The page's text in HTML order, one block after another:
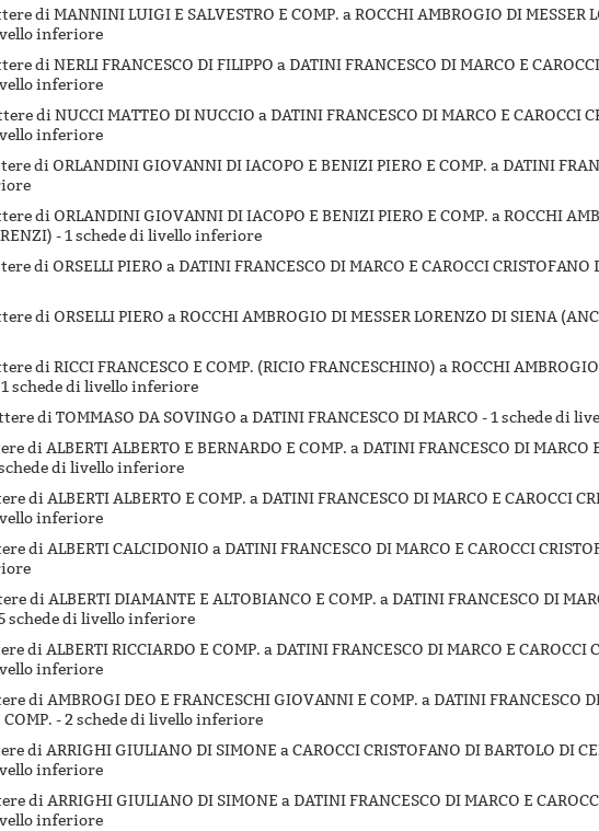
di MANNINI LUIGI E SALVESTRO E COMP. a ROCCHI AMBROGIO DI MESSER
inferiore
di NERLI FRANCESCO DI FILIPPO a DATINI FRANCESCO DI MARCO E
inferiore
di NUCCI MATTEO DI NUCCIO a DATINI FRANCESCO DI MARCO E CAROCCI
inferiore
di ORLANDINI GIOVANNI DI IACOPO E BENIZI PIERO E COMP. a DATINI
di ORLANDINI GIOVANNI DI IACOPO E BENIZI PIERO E COMP. a ROCCHI
-1 schede di livello inferiore
di ORSELLI PIERO a DATINI FRANCESCO DI MARCO E CAROCCI CRISTOFANO
di ORSELLI PIERO a ROCCHI AMBROGIO DI MESSER LORENZO DI SIENA
di RICCI FRANCESCO E COMP. (RICIO FRANCESCHINO) a ROCCHI
1 schede di livello inferiore
di TOMMASO DA SOVINGO a DATINI FRANCESCO DI MARCO -1 schede di
di ALBERTI ALBERTO E BERNARDO E COMP. a DATINI FRANCESCO DI MARCO
di livello inferiore
di ALBERTI ALBERTO E COMP. a DATINI FRANCESCO DI MARCO E CAROCCI
inferiore
di ALBERTI CALCIDONIO a DATINI FRANCESCO DI MARCO E CAROCCI
di ALBERTI DIAMANTE E ALTOBIANCO E COMP. a DATINI FRANCESCO DI
schede di livello inferiore
di ALBERTI RICCIARDO E COMP. a DATINI FRANCESCO DI MARCO E CAROCCI
inferiore
di AMBROGI DEO E FRANCESCHI GIOVANNI E COMP. a DATINI FRANCESCO
COMP. -2 schede di livello inferiore
di ARRIGHI GIULIANO DI SIMONE a CAROCCI CRISTOFANO DI BARTOLO DI
inferiore
di ARRIGHI GIULIANO DI SIMONE a DATINI FRANCESCO DI MARCO E
inferiore